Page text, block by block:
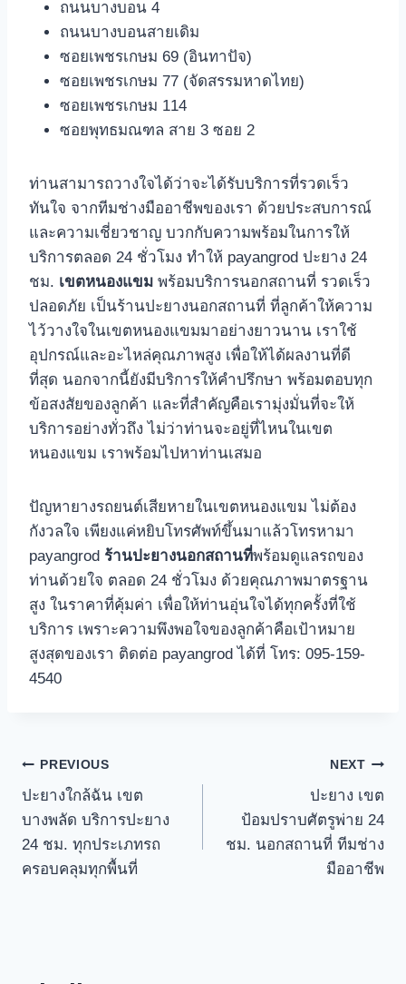
ถนนบางบอน 4
ถนนบางบอนสายเดิม
ซอยเพชรเกษม 69 (อินทาปัจ)
ซอยเพชรเกษม 77 (จัดสรรมหาดไทย)
ซอยเพชรเกษม 114
ซอยพุทธมณฑล สาย 3 ซอย 2
ท่านสามารถวางใจได้ว่าจะได้รับบริการที่รวดเร็ว
ทันใจ จากทีมช่างมืออาชีพของเรา ด้วยประสบการณ์
และความเชี่ยวชาญ บวกกับความพร้อมในการให้
บริการตลอด 24 ชั่วโมง ทําให้ payangrod ปะยาง 24
ชม. เขตหนองแขม พร้อมบริการนอกสถานที่ รวดเร็ว
ปลอดภัย เป็นร้านปะยางนอกสถานที่ ที่ลูกค้าให้ความ
ไว้วางใจในเขตหนองแขมมาอย่างยาวนาน เราใช้
อุปกรณ์และอะไหล่คุณภาพสูง เพื่อให้ได้ผลงานที่ดี
ที่สุด นอกจากนี้ยังมีบริการให้คําปรึกษา พร้อมตอบทุก
ข้อสงสัยของลูกค้า และที่สําคัญคือเรามุ่งมั่นที่จะให้
บริการอย่างทั่วถึง ไม่ว่าท่านจะอยู่ที่ไหนในเขต
หนองแขม เราพร้อมไปหาท่านเสมอ
ปัญหายางรถยนต์เสียหายในเขตหนองแขม ไม่ต้อง
กังวลใจ เพียงแค่หยิบโทรศัพท์ขึ้นมาแล้วโทรหามา
payangrod ร้านปะยางนอกสถานที่พร้อมดูแลรถของ
ท่านด้วยใจ ตลอด 24 ชั่วโมง ด้วยคุณภาพมาตรฐาน
สูง ในราคาที่คุ้มค่า เพื่อให้ท่านอุ่นใจได้ทุกครั้งที่ใช้
บริการ เพราะความพึงพอใจของลูกค้าคือเป้าหมาย
สูงสุดของเรา ติดต่อ payangrod ได้ที่ โทร: 095-159-
4540
Post
navigation
PREVIOUS
ปะยางใกล้ฉัน เขต
บางพลัด บริการปะยาง
24 ชม. ทุกประเภทรถ
ครอบคลุมทุกพื้นที่
NEXT
ปะยาง เขต
ป้อมปราบศัตรูพ่าย 24
ชม. นอกสถานที่ ทีมช่าง
มืออาชีพ